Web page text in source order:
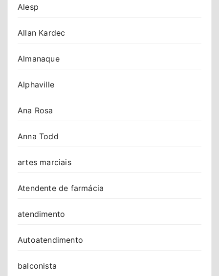
Alesp
Allan Kardec
Almanaque
Alphaville
Ana Rosa
Anna Todd
artes marciais
Atendente de farmácia
atendimento
Autoatendimento
balconista